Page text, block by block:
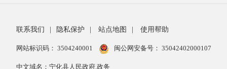
联系我们 隐私保护 站点地图 使用帮助
网站标识码： 3504240001 闽公网安备号： 35042402000107
中文域名：宁化县人民政府.政务